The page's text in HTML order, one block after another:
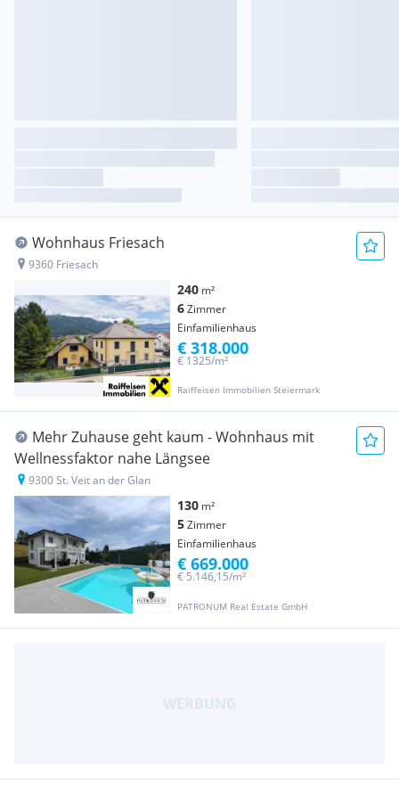
Wohnhaus Friesach
9360 Friesach
240 m²
6Zimmer
Einfamilienhaus
Raiffeisen Immobilien Steiermark
€ 1325/m²
€ 318.000
Mehr Zuhause geht kaum - Wohnhaus mit
Wellnessfaktor nahe Längsee
9300 St. Veit an der Glan
130 m²
5Zimmer
Einfamilienhaus
PATRONUM Real Estate GmbH
€ 5.146,15/m²
€ 669.000